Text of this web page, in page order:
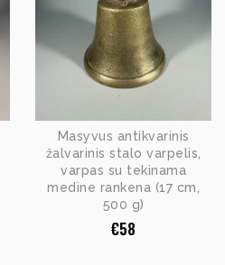
Masyvus antikvarinis
žalvarinis stalo varpelis,
varpas su tekinama
medine rankena (17 cm,
500 g)
€58